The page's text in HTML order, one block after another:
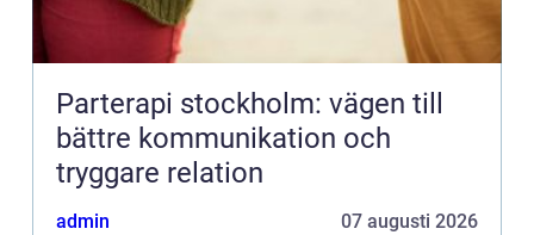
Parterapi stockholm: vägen till
bättre kommunikation och
tryggare relation
admin 07 augusti 2026